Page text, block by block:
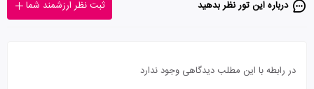
درباره این تور‌ نظر بدهید ثبت نظر ارزشمند شما
در رابطه با این مطلب دیدگاهی وجود ندارد